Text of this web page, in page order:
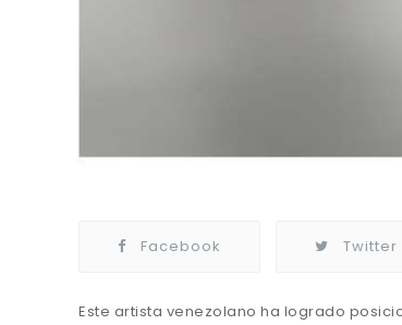
Facebook Twitter
Este artista venezolano ha logrado